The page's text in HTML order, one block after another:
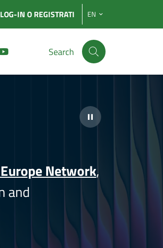
LOG-IN O REGISTRATI EN
Search
Network,
and